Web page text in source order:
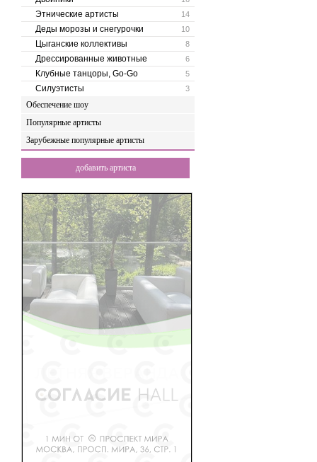
14
Этнические артисты
10
Деды морозы и снегурочки
8
Цыганские коллективы
6
Дрессированные животные
5
Клубные танцоры, Go-Go
3
Силуэтисты
Обеспечение шоу
Популярные артисты
Зарубежные популярные артисты
добавить артиста